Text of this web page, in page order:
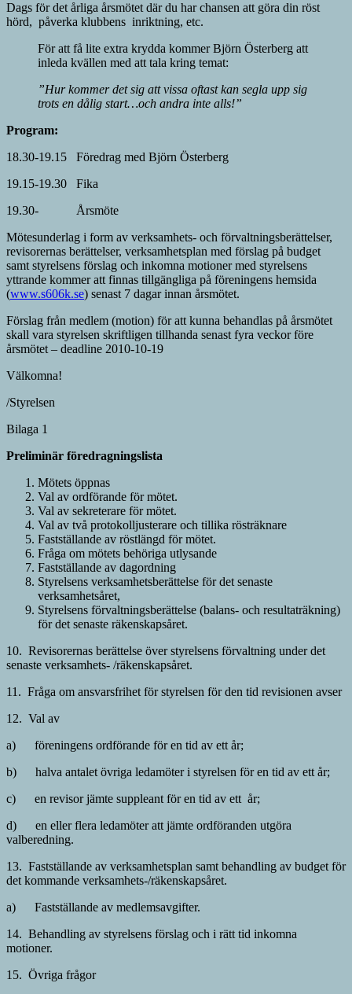
Dags för det årliga årsmötet där du har chansen att göra din röst
hörd, påverka klubbens inriktning, etc.
För att få lite extra krydda kommer Björn Österberg att
inleda kvällen med att tala kring temat:
”Hur kommer det sig att vissa oftast kan segla upp sig
trots en dålig start…och andra inte alls!”
Program:
18.30-19.15 Föredrag med Björn Österberg
19.15-19.30 Fika
19.30- Årsmöte
Mötesunderlag i form av verksamhets‑ och förvalt­ningsberättelser,
revisorernas berättelser, verksamhetsplan med förslag på budget
samt styrelsens för­slag och inkomna motioner med styrelsens
yttrande kommer att finnas tillgängliga på föreningens hemsida
(www.s606k.se) senast 7 dagar innan årsmötet.
Förslag från medlem (motion) för att kunna behandlas på årsmötet
skall vara styrelsen skriftligen tillhanda senast fyra veckor före
årsmötet – deadline 2010-10-19
Välkomna!
/Styrelsen
Bilaga 1
Preliminär föredragningslista
Mötets öppnas
Val av ordförande för mötet.
Val av sekreterare för mötet.
Val av två protokolljusterare och tillika rösträknare
Fastställande av röstlängd för mötet.
Fråga om mötets behöriga utlysande
Fastställande av dagordning
Styrelsens verksamhetsberättelse för det senaste
verksamhetsåret,
Styrelsens förvaltningsberättelse (balans- och resultaträkning)
för det se­naste räkenskapsåret.
10. Revisorernas berättelse över styrelsens förvaltning under det
senaste verk­samhets- /räkenskapsåret.
11. Fråga om ansvarsfrihet för styrelsen för den tid revisionen avser
12. Val av
a) föreningens ordförande för en tid av ett år;
b) halva antalet övriga ledamöter i styrelsen för en tid av ett år;
c) en revisor jämte suppleant för en tid av ett år;
d) en eller flera ledamöter att jämte ordföranden utgöra
valberedning.
13. Fastställande av verksamhetsplan samt behandling av budget för
det kom­mande verksam­hets-/räkenskapsåret.
a) Fastställande av medlemsavgifter.
14. Behandling av styrelsens förslag och i rätt tid inkomna
motioner.
15. Övriga frågor